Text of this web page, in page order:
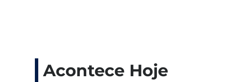
Acontece Hoje